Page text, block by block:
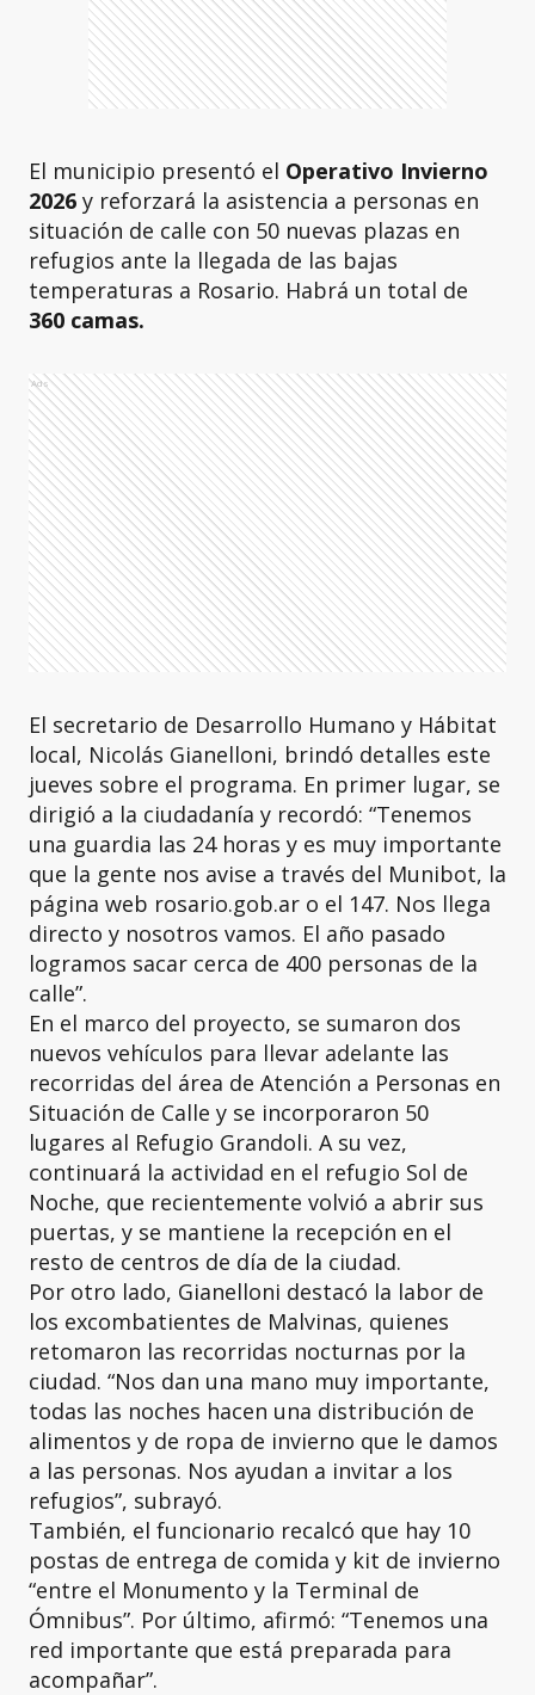
El municipio presentó el Operativo Invierno
2026 y reforzará la asistencia a personas en
situación de calle con 50 nuevas plazas en
refugios ante la llegada de las bajas
temperaturas a Rosario. Habrá un total de
360 camas.
Ads
El secretario de Desarrollo Humano y Hábitat
local, Nicolás Gianelloni, brindó detalles este
jueves sobre el programa. En primer lugar, se
dirigió a la ciudadanía y recordó: “Tenemos
una guardia las 24 horas y es muy importante
que la gente nos avise a través del Munibot, la
página web rosario.gob.ar o el 147. Nos llega
directo y nosotros vamos. El año pasado
logramos sacar cerca de 400 personas de la
calle”.
En el marco del proyecto, se sumaron dos
nuevos vehículos para llevar adelante las
recorridas del área de Atención a Personas en
Situación de Calle y se incorporaron 50
lugares al Refugio Grandoli. A su vez,
continuará la actividad en el refugio Sol de
Noche, que recientemente volvió a abrir sus
puertas, y se mantiene la recepción en el
resto de centros de día de la ciudad.
Por otro lado, Gianelloni destacó la labor de
los excombatientes de Malvinas, quienes
retomaron las recorridas nocturnas por la
ciudad. “Nos dan una mano muy importante,
todas las noches hacen una distribución de
alimentos y de ropa de invierno que le damos
a las personas. Nos ayudan a invitar a los
refugios”, subrayó.
También, el funcionario recalcó que hay 10
postas de entrega de comida y kit de invierno
“entre el Monumento y la Terminal de
Ómnibus”. Por último, afirmó: “Tenemos una
red importante que está preparada para
acompañar”.